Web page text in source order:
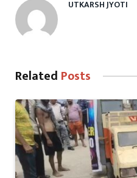
UTKARSH JYOTI
Related Posts